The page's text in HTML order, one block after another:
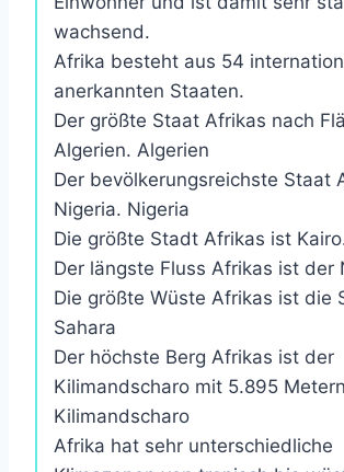
wachsend.
Afrika besteht aus 54
anerkannten Staaten.
Der größte Staat Afrikas nach
Algerien. Algerien
Der bevölkerungsreichste Staat
Nigeria. Nigeria
Die größte Stadt Afrikas ist
Der längste Fluss Afrikas ist der
Die größte Wüste Afrikas ist die
Sahara
Der höchste Berg Afrikas ist der
Kilimandscharo mit 5.895
Kilimandscharo
Afrika hat sehr unterschiedliche